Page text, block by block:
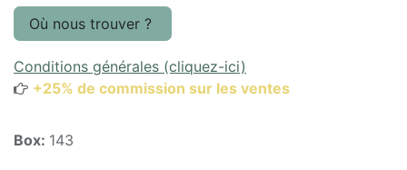
Où nous trouver ?
Conditions générales (cliquez-ici)
+25% de commission sur les ventes
Box: 143